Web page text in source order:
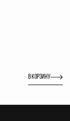
В корзину